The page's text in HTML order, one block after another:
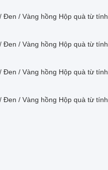
Đen / Vàng hồng Hộp quà từ tính
Đen / Vàng hồng Hộp quà từ tính
Đen / Vàng hồng Hộp quà từ tính
Đen / Vàng hồng Hộp quà từ tính